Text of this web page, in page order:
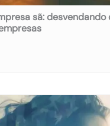
sã: desvendando